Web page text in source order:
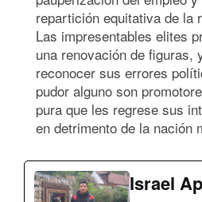
repartición equitativa de la
Las impresentables elites
una renovación de figuras,
reconocer sus errores
pudor alguno son
pura que les regrese sus
en detrimento de la nación
Israel